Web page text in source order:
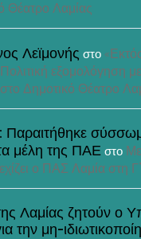
Θέατρο Λαμίας
Λεϊμονής στο
εξομολόγηση
Δημοτικό Θέατρο
Παραιτήθηκε
μέλη της ΠΑΕ στο
ο ΠΑΣ Λαμία στη
Λαμίας ζητούν ο
την μη-